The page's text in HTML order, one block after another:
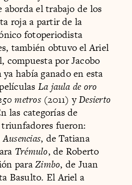
aborda el trabajo de los
roja a partir de la
fotoperiodista
también obtuvo el Ariel
compuesta por Jacobo
había ganado en esta
La jaula de oro
metros (2011) yDesierto
las categorías de
fueron:
Ausencias, de Tatiana
Trémulo, de Roberto
paraZimbo, de Juan
Basulto. El Ariel a